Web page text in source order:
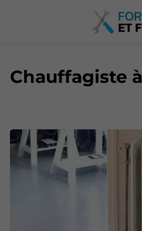
Chauffagiste